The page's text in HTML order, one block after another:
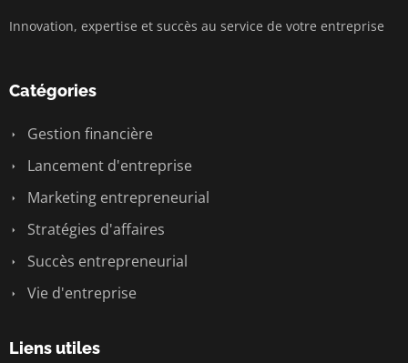
Innovation, expertise et succès au service de votre entreprise
Catégories
Gestion financière
Lancement d'entreprise
Marketing entrepreneurial
Stratégies d'affaires
Succès entrepreneurial
Vie d'entreprise
Liens utiles